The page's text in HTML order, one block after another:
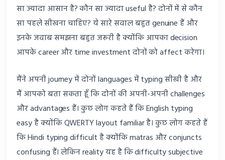
सा ज्यादा आसान है? कौन सा ज्यादा useful है? दोनों में से कौन
सा पहले सीखना चाहिए? ये सारे सवाल बहुत genuine हैं और
इनके जवाब समझना बहुत जरूरी है क्योंकि आपका decision
आपके career और time investment दोनों को affect करेगा।
मैंने अपनी journey में दोनों languages में typing सीखी है और
मैं आपको बता सकता हूँ कि दोनों की अपनी-अपनी challenges
और advantages हैं। कुछ लोग कहते हैं कि English typing
easy है क्योंकि QWERTY layout familiar है। कुछ लोग कहते हैं
कि Hindi typing difficult है क्योंकि matras और conjuncts
confusing हैं। लेकिन reality यह है कि difficulty subjective